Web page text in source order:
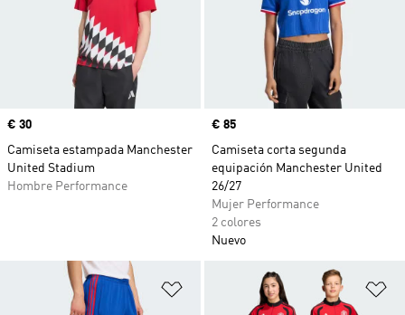
Precio
€ 30
Camiseta estampada Manchester
United Stadium
Hombre Performance
Precio
€ 85
Camiseta corta segunda
equipación Manchester United
26/27
Mujer Performance
2 colores
Nuevo
Añadir a la lista de deseos